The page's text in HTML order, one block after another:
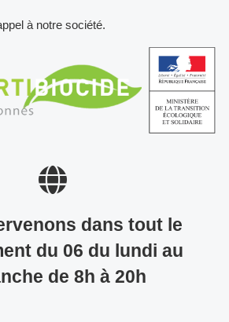
à notre société.
dans tout le
du 06 du lundi au
de 8h à 20h